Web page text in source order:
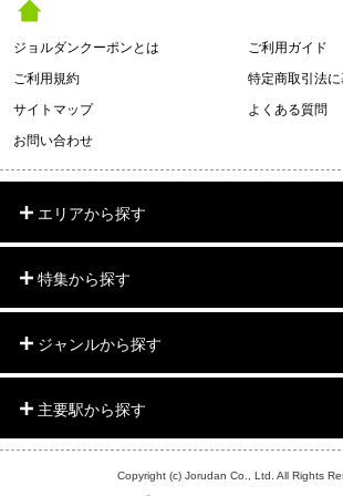
ジョルダンクーポンとは
ご利用ガイド
ご利用規約
特定商取引法
サイトマップ
よくある質問
お問い合わせ
エリアから探す
特集から探す
ジャンルから探す
主要駅から探す
Copyright (c) Jorudan Co., Ltd. All Rights